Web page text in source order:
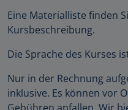
Eine Materialliste finden
Kursbeschreibung.
Die Sprache des Kurses
Nur in der Rechnung
inklusive. Es können vor